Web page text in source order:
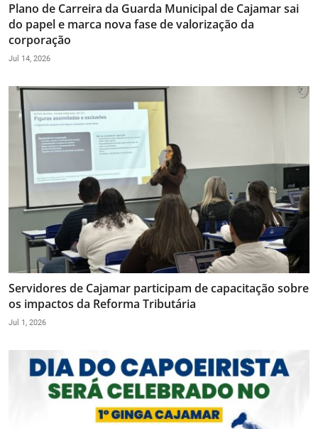
Plano de Carreira da Guarda Municipal de Cajamar sai
do papel e marca nova fase de valorização da
corporação
Jul 14, 2026
Servidores de Cajamar participam de capacitação sobre
os impactos da Reforma Tributária
Jul 1, 2026